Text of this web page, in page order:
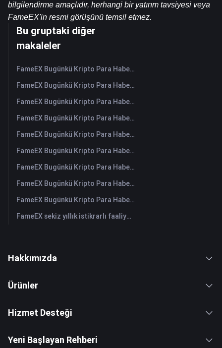
bilgilendirme amaçlıdır, herhangi bir yatırım tavsiyesi veya
FameEX'in resmi görüşünü temsil etmez.
Bu gruptaki diğer
makaleler
FameEX Bugünkü Kripto Para Haberleri Özeti | 10 Ağustos 2026
FameEX Bugünkü Kripto Para Haberleri Özeti | 7 Ağustos 2026
FameEX Bugünkü Kripto Para Haberleri Özeti | 6 Ağustos 2026
FameEX Bugünkü Kripto Para Haberleri Özeti | 5 Ağustos 2026
FameEX Bugünkü Kripto Para Haberleri Özeti | 4 Ağustos 2026
FameEX Bugünkü Kripto Para Haberleri Özeti | 3 Ağustos 2026
FameEX Bugünkü Kripto Para Haberleri Özeti | 31 Temmuz 2026
FameEX Bugünkü Kripto Para Haberleri Özeti | 30 Temmuz 2026
FameEX Bugünkü Kripto Para Haberleri Özeti | 29 Temmuz 2026
FameEX sekiz yıllık istikrarlı faaliyetleri ve küresel büyümesiyle kullanıcı güvenini güçlendiriyor
Hakkımızda
Ürünler
Hizmet Desteği
Yeni Başlayan Rehberi